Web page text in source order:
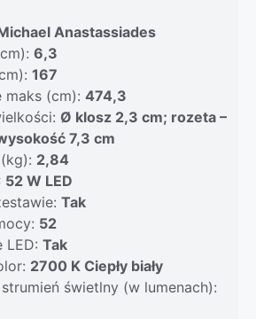
Anastassiades
6,3
167
maks (cm): 474,3
Ø klosz 2,3 cm; rozeta –
7,3 cm
2,84
52 W LED
Tak
52
LED: Tak
2700 K Ciepły biały
świetlny (w lumenach):